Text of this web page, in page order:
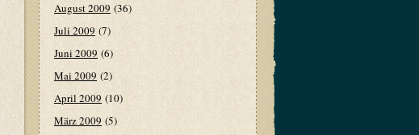
August 2009 (36)
Juli 2009 (7)
Juni 2009 (6)
Mai 2009 (2)
April 2009 (10)
März 2009 (5)